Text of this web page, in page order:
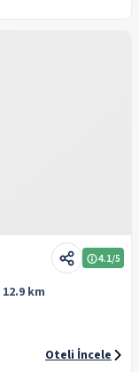
4.1/5
12.9 km
Oteli İncele